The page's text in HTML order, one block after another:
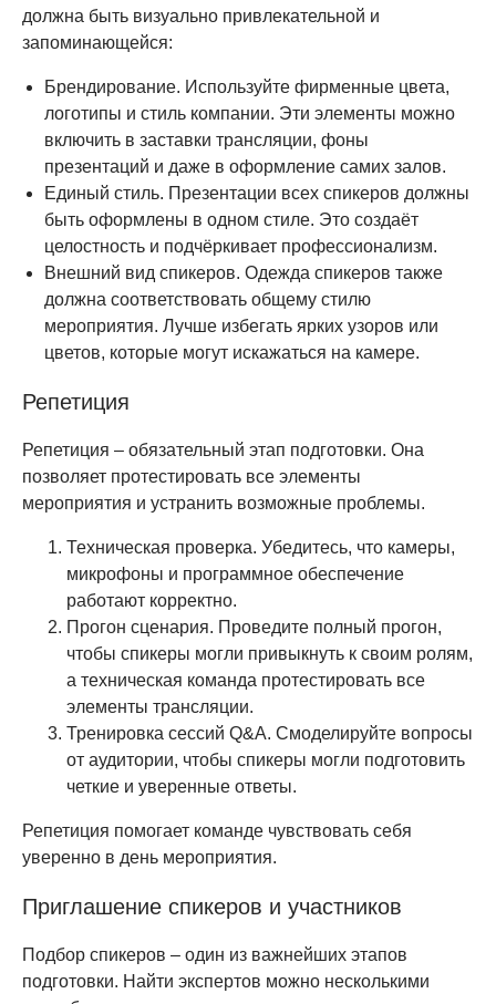
должна быть визуально привлекательной и
запоминающейся:
Брендирование. Используйте фирменные цвета,
логотипы и стиль компании. Эти элементы можно
включить в заставки трансляции, фоны
презентаций и даже в оформление самих залов.
Единый стиль. Презентации всех спикеров должны
быть оформлены в одном стиле. Это создаёт
целостность и подчёркивает профессионализм.
Внешний вид спикеров. Одежда спикеров также
должна соответствовать общему стилю
мероприятия. Лучше избегать ярких узоров или
цветов, которые могут искажаться на камере.
Репетиция
Репетиция – обязательный этап подготовки. Она
позволяет протестировать все элементы
мероприятия и устранить возможные проблемы.
Техническая проверка. Убедитесь, что камеры,
микрофоны и программное обеспечение
работают корректно.
Прогон сценария. Проведите полный прогон,
чтобы спикеры могли привыкнуть к своим ролям,
а техническая команда протестировать все
элементы трансляции.
Тренировка сессий Q&A. Смоделируйте вопросы
от аудитории, чтобы спикеры могли подготовить
четкие и уверенные ответы.
Репетиция помогает команде чувствовать себя
уверенно в день мероприятия.
Приглашение спикеров и участников
Подбор спикеров – один из важнейших этапов
подготовки. Найти экспертов можно несколькими